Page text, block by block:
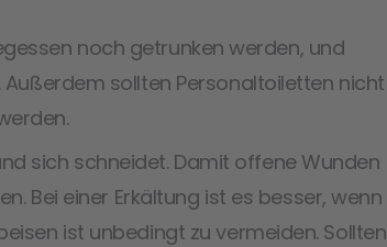
noch getrunken werden, und
sollten Personaltoiletten nicht
sich schneidet. Damit offene Wunden
Bei einer Erkältung ist es besser, wenn
ist unbedingt zu vermeiden. Sollten